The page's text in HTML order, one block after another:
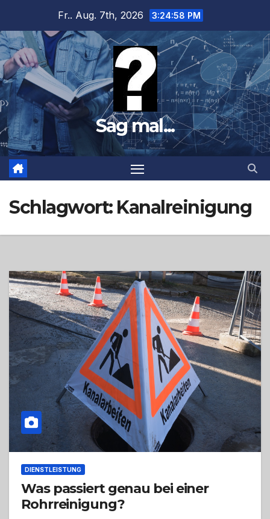
springen
Fr.. Aug. 7th, 2026 3:24:59 PM
Sag mal...
Schlagwort: Kanalreinigung
DIENSTLEISTUNG
Was passiert genau bei einer
Rohrreinigung?